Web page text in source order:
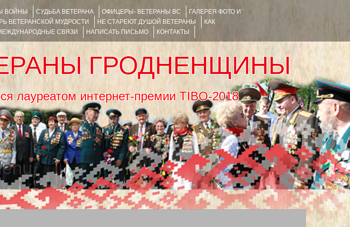
ВОЙНЫ СУДЬБА ВЕТЕРАНА ОФИЦЕРЫ- ВЕТЕРАНЫ ВС
ГАЛЕРЕЯ ФОТО И
ВЕТЕРАНСКОЙ МУДРОСТИ НЕ СТАРЕЮТ ДУШОЙ ВЕТЕРАНЫ
КАК
СВЯЗИ НАПИСАТЬ ПИСЬМО КОНТАКТЫ
ГРОДНЕНЩИНЫ
лауреатом интернет-премии TIBO-2018
TO CONTENT